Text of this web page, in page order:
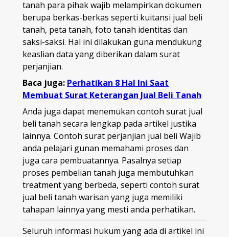
tanah para pihak wajib melampirkan dokumen
berupa berkas-berkas seperti kuitansi jual beli
tanah, peta tanah, foto tanah identitas dan
saksi-saksi. Hal ini dilakukan guna mendukung
keaslian data yang diberikan dalam surat
perjanjian.
Baca juga: Perhatikan 8 Hal Ini Saat
Membuat Surat Keterangan Jual Beli Tanah
Anda juga dapat menemukan contoh surat jual
beli tanah secara lengkap pada artikel justika
lainnya. Contoh surat perjanjian jual beli Wajib
anda pelajari gunan memahami proses dan
juga cara pembuatannya. Pasalnya setiap
proses pembelian tanah juga membutuhkan
treatment yang berbeda, seperti contoh surat
jual beli tanah warisan yang juga memiliki
tahapan lainnya yang mesti anda perhatikan.
Seluruh informasi hukum yang ada di artikel ini